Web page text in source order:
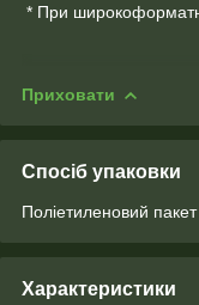
* При
Приховати
Спосіб упаковки
Поліетиленовий
Характеристики